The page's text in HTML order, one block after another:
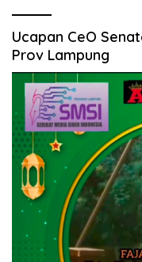
Ucapan CeO
Prov Lampung